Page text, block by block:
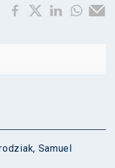
, Samuel